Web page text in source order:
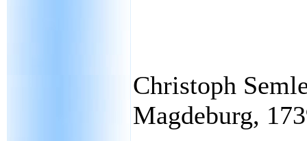
Christoph
Magdeburg,